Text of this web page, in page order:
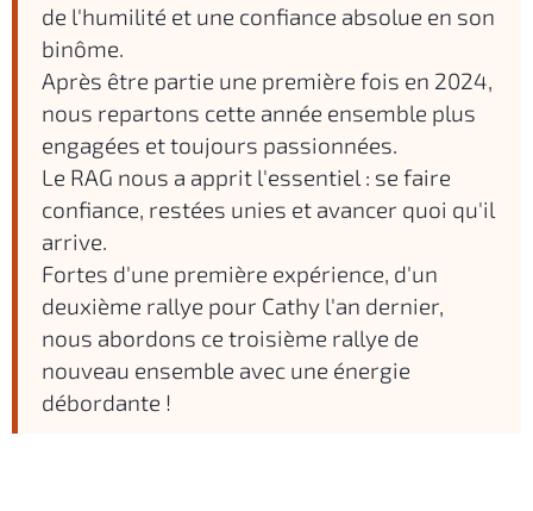
de l'humilité et une confiance absolue en son
binôme.
Après être partie une première fois en 2024,
nous repartons cette année ensemble plus
engagées et toujours passionnées.
Le RAG nous a apprit l'essentiel : se faire
confiance, restées unies et avancer quoi qu'il
arrive.
Fortes d'une première expérience, d'un
deuxième rallye pour Cathy l'an dernier,
nous abordons ce troisième rallye de
nouveau ensemble avec une énergie
débordante !